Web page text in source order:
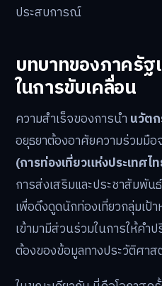
ประสบการณ์
บทบาทของภาครัฐ
ในการขับเคลื่อน
ความสำเร็จของการนำ นวัต
อยุธยาต้องอาศัยความร่วมมื
(การท่องเที่ยวแห่งประเทศไ
การส่งเสริมและประชาสัมพั
เพื่อดึงดูดนักท่องเที่ยวกลุ่มเ
เข้ามามีส่วนร่วมในการให้คำ
ต้องของข้อมูลทางประวัติศาส